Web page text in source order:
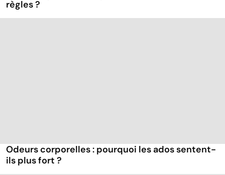
règles ?
Odeurs corporelles : pourquoi les ados sentent-
ils plus fort ?